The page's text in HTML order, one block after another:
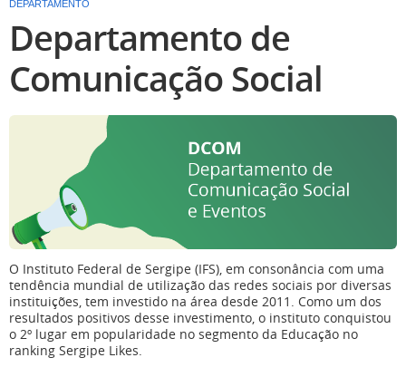
DEPARTAMENTO
Departamento de
Comunicação Social
O Instituto Federal de Sergipe (IFS), em consonância com uma
tendência mundial de utilização das redes sociais por diversas
instituições, tem investido na área desde 2011. Como um dos
resultados positivos desse investimento, o instituto conquistou
o 2º lugar em popularidade no segmento da Educação no
ranking Sergipe Likes.